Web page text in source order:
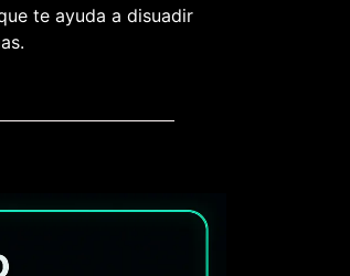
te ayuda a disuadir